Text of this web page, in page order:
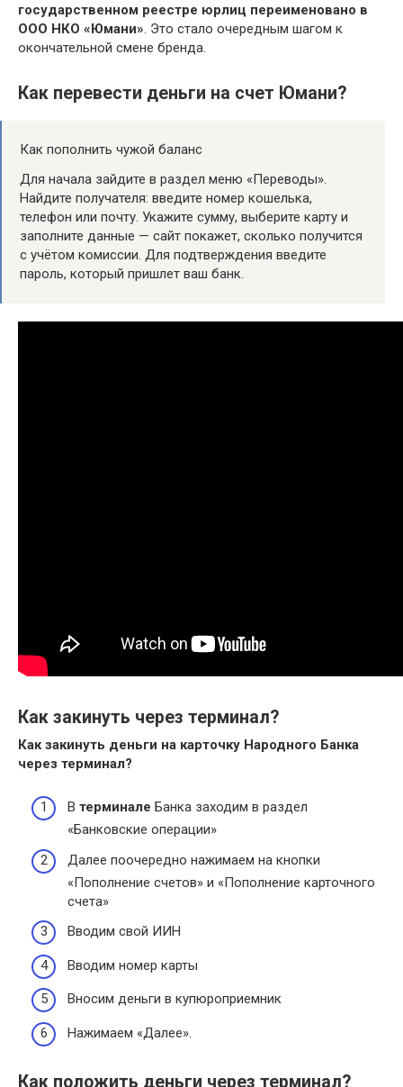
государственном реестре юрлиц переименовано в
ООО НКО «Юмани». Это стало очередным шагом к
окончательной смене бренда.
Как перевести деньги на счет Юмани?
Как пополнить чужой баланс
Для начала зайдите в раздел меню «Переводы».
Найдите получателя: введите номер кошелька,
телефон или почту. Укажите сумму, выберите карту и
заполните данные — сайт покажет, сколько получится
с учётом комиссии. Для подтверждения введите
пароль, который пришлет ваш банк.
Как закинуть через терминал?
Как закинуть деньги на карточку Народного Банка
через терминал?
В терминале Банка заходим в раздел
«Банковские операции»
Далее поочередно нажимаем на кнопки
«Пополнение счетов» и «Пополнение карточного
счета»
Вводим свой ИИН
Вводим номер карты
Вносим деньги в купюроприемник
Нажимаем «Далее».
Как положить деньги через терминал?